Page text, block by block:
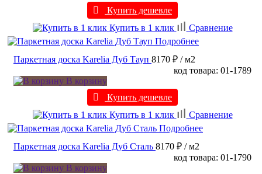
Купить дешевле
Купить в 1 клик
Сравнение
Подробнее
Паркетная доска Karelia Дуб Тауп 8170 ₽ / м2
код товара: 01-1789
В корзину
Купить дешевле
Купить в 1 клик
Сравнение
Подробнее
Паркетная доска Karelia Дуб Сталь 8170 ₽ / м2
код товара: 01-1790
В корзину